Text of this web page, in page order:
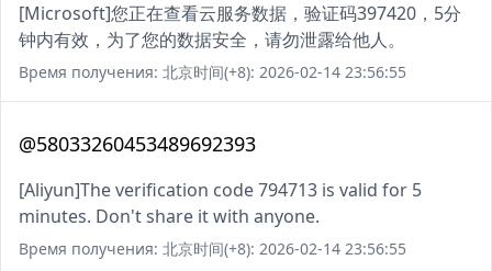
[Microsoft]您正在查看云服务数据，验证码397420，5分
钟内有效，为了您的数据安全，请勿泄露给他人。
Время получения: 北京时间(+8): 2026-02-14 23:56:55
@58033260453489692393
[Aliyun]The verification code 794713 is valid for 5
minutes. Don't share it with anyone.
Время получения: 北京时间(+8): 2026-02-14 23:56:55